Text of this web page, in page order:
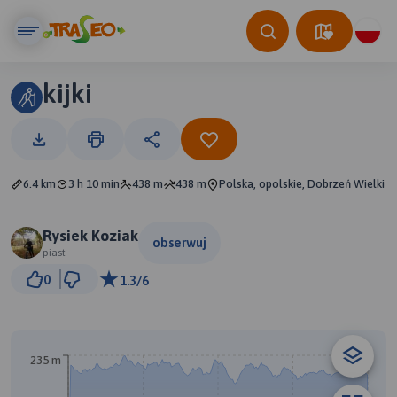
kijki
6.4 km 3 h 10 min 438 m 438 m Polska, opolskie, Dobrzeń Wielki
Rysiek Koziak
piast
obserwuj
0 1.3/6
235 m